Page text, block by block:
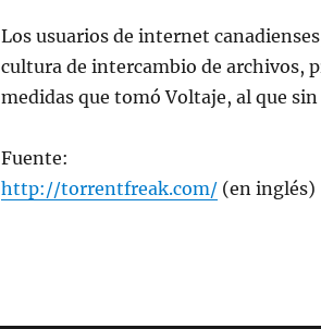
Los usuarios de internet
cultura de intercambio de archivos,
medidas que tomó Voltaje, al que
Fuente:
http://torrentfreak.com/(en inglés)